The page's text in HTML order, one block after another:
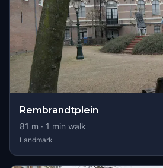
Rembrandtplein
81 m · 1 min walk
Landmark